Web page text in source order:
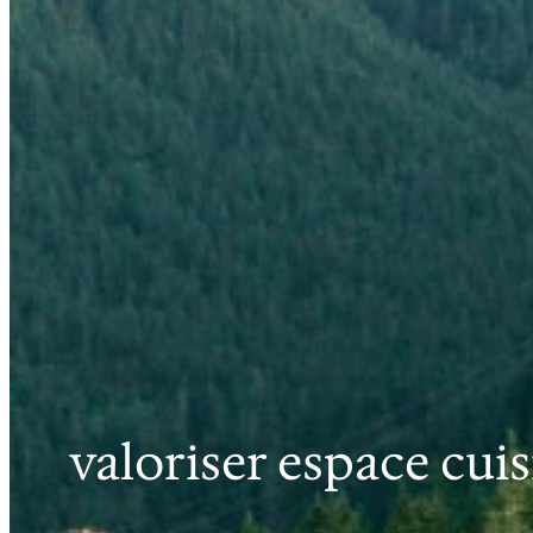
valoriser espace